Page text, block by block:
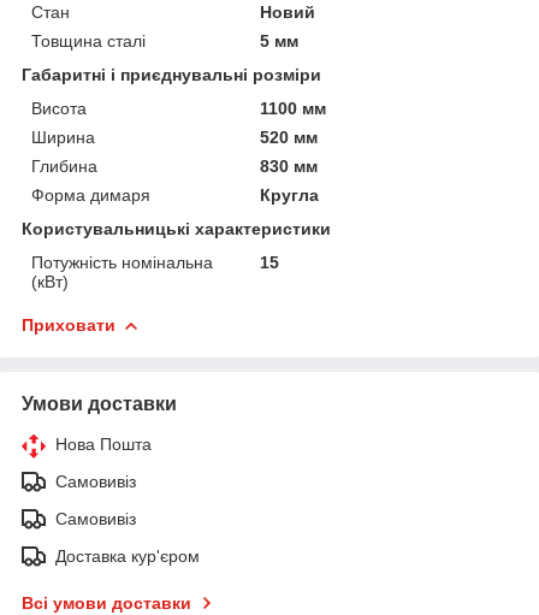
Стан
Новий
Товщина сталі
5 мм
Габаритні і приєднувальні розміри
Висота
1100 мм
Ширина
520 мм
Глибина
830 мм
Форма димаря
Кругла
Користувальницькі характеристики
Потужність номінальна
(кВт)
15
Приховати
Умови доставки
Нова Пошта
Самовивіз
Самовивіз
Доставка кур'єром
Всі умови доставки